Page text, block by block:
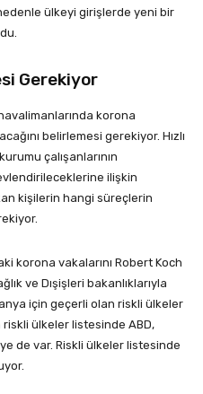
ülkeyi girişlerde yeni bir
Gerekiyor
korona
belirlemesi gerekiyor. Hızlı
çalışanlarının
ilişkin
kişilerin hangi süreçlerin
korona vakalarını Robert Koch
ve Dışişleri bakanlıklarıyla
için geçerli olan riskli ülkeler
ülkeler listesinde ABD,
de var. Riskli ülkeler listesinde